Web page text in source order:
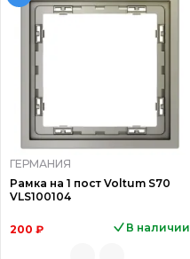
ГЕРМАНИЯ
Рамка на 1 пост Voltum S70
VLS100104
200 ₽ В наличии